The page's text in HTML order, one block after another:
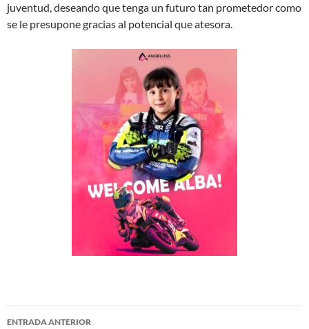
juventud, deseando que tenga un futuro tan prometedor como
se le presupone gracias al potencial que atesora.
Navegación
ENTRADA ANTERIOR